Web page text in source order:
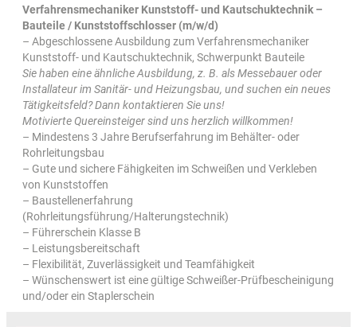
Verfahrensmechaniker Kunststoff- und Kautschuktechnik –
Bauteile / Kunststoffschlosser (m/w/d)
– Abgeschlossene Ausbildung zum Verfahrensmechaniker
Kunststoff- und Kautschuktechnik, Schwerpunkt Bauteile
Sie haben eine ähnliche Ausbildung, z. B. als Messebauer oder
Installateur im Sanitär- und Heizungsbau, und suchen ein neues
Tätigkeitsfeld?Dann kontaktieren Sie uns!
Motivierte Quereinsteiger sind uns herzlich willkommen!
– Mindestens 3 Jahre Berufserfahrung im Behälter- oder
Rohrleitungsbau
– Gute und sichere Fähigkeiten im Schweißen und Verkleben
von Kunststoffen
– Baustellenerfahrung
(Rohrleitungsführung/Halterungstechnik)
– Führerschein Klasse B
– Leistungsbereitschaft
– Flexibilität, Zuverlässigkeit und Teamfähigkeit
– Wünschenswert ist eine gültige Schweißer-Prüfbescheinigung
und/oder ein Staplerschein